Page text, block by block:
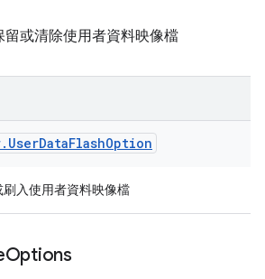
或清除使用者資料映像檔
. UserDataFlashOption
入使用者資料映像檔
Options